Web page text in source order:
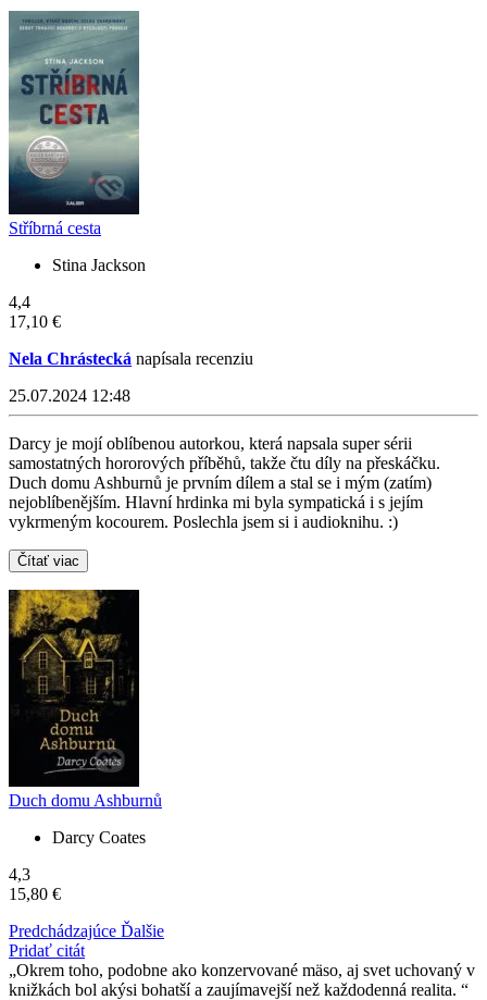
Stříbrná cesta
Stina Jackson
4,4
17,10 €
Nela Chrástecká napísala recenziu
25.07.2024 12:48
Darcy je mojí oblíbenou autorkou, která napsala super sérii
samostatných hororových příběhů, takže čtu díly na přeskáčku.
Duch domu Ashburnů je prvním dílem a stal se i mým (zatím)
nejoblíbenějším. Hlavní hrdinka mi byla sympatická i s jejím
vykrmeným kocourem. Poslechla jsem si i audioknihu. :)
Čítať viac
Duch domu Ashburnů
Darcy Coates
4,3
15,80 €
Predchádzajúce Ďalšie
Pridať citát
Okrem toho, podobne ako konzervované mäso, aj svet uchovaný v
knižkách bol akýsi bohatší a zaujímavejší než každodenná realita.